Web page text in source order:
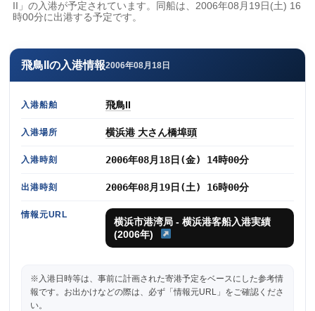
II」の入港が予定されています。同船は、2006年08月19日(土) 16
時00分に出港する予定です。
飛鳥IIの入港情報2006年08月18日
入港船舶 飛鳥II
入港場所 横浜港 大さん橋埠頭
入港時刻 2006年08月18日(金) 14時00分
出港時刻 2006年08月19日(土) 16時00分
情報元URL
横浜市港湾局 - 横浜港客船入港実績
(2006年)
※入港日時等は、事前に計画された寄港予定をベースにした参考情
報です。お出かけなどの際は、必ず「情報元URL」をご確認くださ
い。
新規登録 パスワードを忘れた方